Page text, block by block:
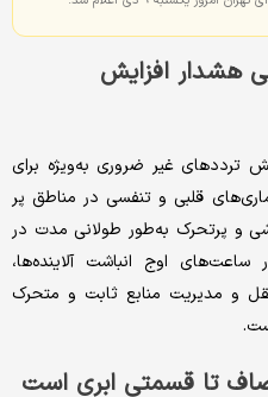
هشدار افزایش
ترددهای غیر ضروری به‌ویژه برای
قلبی و تنفسی در مناطق پر
و پرتحرک به‌طور طولانی مدت در
اوج انباشت آلاینده‌ها،
و مدیریت منابع ثابت و متحرک
تا قسمتی ابری است